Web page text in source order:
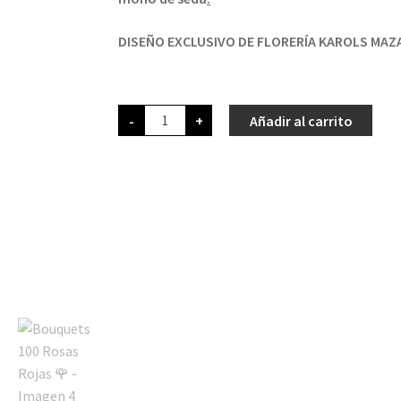
DISEÑO EXCLUSIVO DE FLORERÍA KAROLS
- + Añadir al carrito